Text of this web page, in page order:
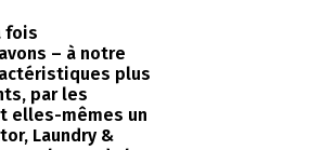
fois
– à notre
plus
par les
elles-mêmes un
Laundry &